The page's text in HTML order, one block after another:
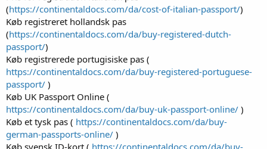
(https://continentaldocs.com/da/cost-of-italian-passport/)
Køb registreret hollandsk pas
(https://continentaldocs.com/da/buy-registered-dutch-
passport/)
Køb registrerede portugisiske pas (
https://continentaldocs.com/da/buy-registered-portuguese-
passport/ )
Køb UK Passport Online (
https://continentaldocs.com/da/buy-uk-passport-online/ )
Køb et tysk pas ( https://continentaldocs.com/da/buy-
german-passports-online/ )
Køb svensk ID-kort ( https://continentaldocs.com/da/buy-